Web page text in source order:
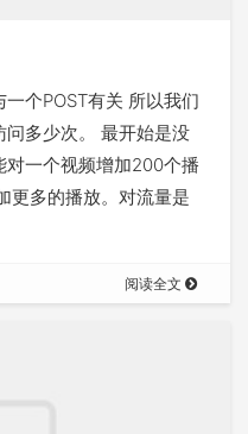
个POST有关 所以我们
多少次。 最开始是没
一个视频增加200个播
更多的播放。对流量是
阅读全文